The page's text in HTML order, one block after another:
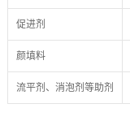
促进剂
颜填料
流平剂、消泡剂等助剂